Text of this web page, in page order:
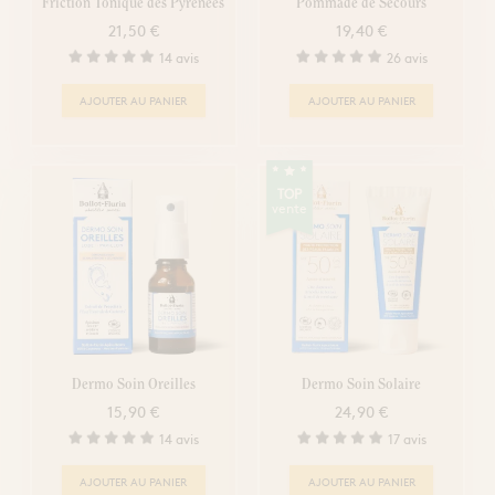
Friction Tonique des Pyrénées
21,50 €
14 avis
AJOUTER AU PANIER
Pommade de Secours
19,40 €
26 avis
AJOUTER AU PANIER
Dermo Soin Oreilles
15,90 €
14 avis
AJOUTER AU PANIER
Dermo Soin Solaire
24,90 €
17 avis
AJOUTER AU PANIER